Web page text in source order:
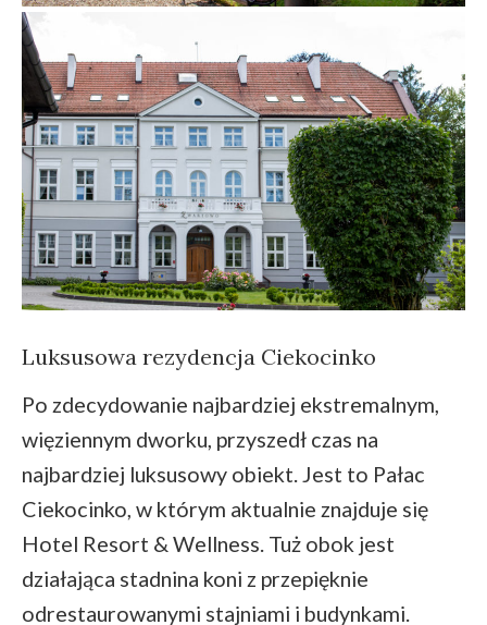
Luksusowa rezydencja Ciekocinko
Po zdecydowanie najbardziej ekstremalnym,
więziennym dworku, przyszedł czas na
najbardziej luksusowy obiekt. Jest to Pałac
Ciekocinko, w którym aktualnie znajduje się
Hotel Resort & Wellness. Tuż obok jest
działająca stadnina koni z przepięknie
odrestaurowanymi stajniami i budynkami.